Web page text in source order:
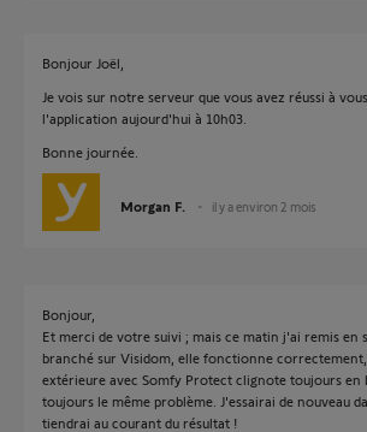
Bonjour Joël,
Je vois sur notre serveur que vous avez réussi à
l'application aujourd'hui à 10h03.
Bonne journée.
Morgan F. il y a environ 2 mois
Bonjour,
Et merci de votre suivi ; mais ce matin j'ai remis en
branché sur Visidom, elle fonctionne
extérieure avec Somfy Protect clignote toujours en
toujours le même problème. J'essairai de nouveau
tiendrai au courant du résultat !